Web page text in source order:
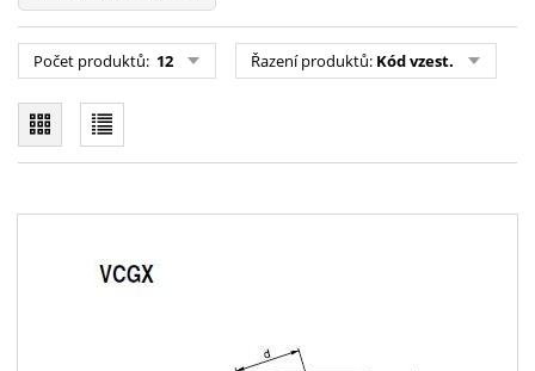
Počet produktů: 12 Řazení produktů: Kód vzest.